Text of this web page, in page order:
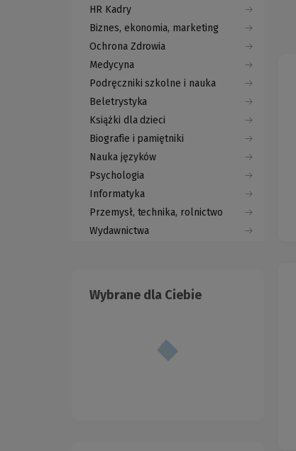
HR Kadry
Biznes, ekonomia, marketing
Ochrona Zdrowia
Medycyna
Podręczniki szkolne i nauka
Beletrystyka
Książki dla dzieci
Biografie i pamiętniki
Nauka języków
Psychologia
Informatyka
Przemysł, technika, rolnictwo
Wydawnictwa
Wybrane dla Ciebie